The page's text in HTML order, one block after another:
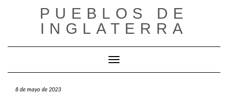
PUEBLOS DE
INGLATERRA
Cambiar modo de navegación
8 de mayo de 2023